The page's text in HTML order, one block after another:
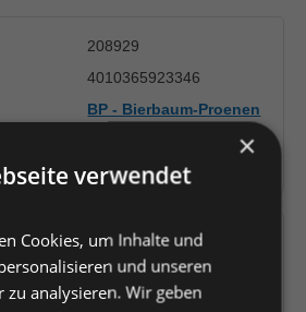
BP - Bierbaum-Proenen
208929
4010365923346
1788-555-32-48S
Tagen, Lieferzeit 1-3 Tage
×
verwendet
Cookies, um Inhalte und
und unseren
zu analysieren. Wir geben